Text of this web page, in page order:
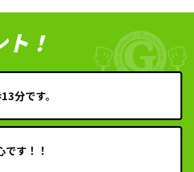
！
分です。
す！！